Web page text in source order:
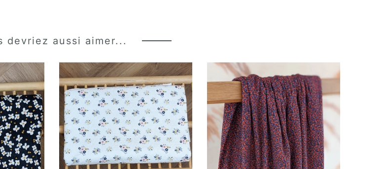
devriez aussi aimer...